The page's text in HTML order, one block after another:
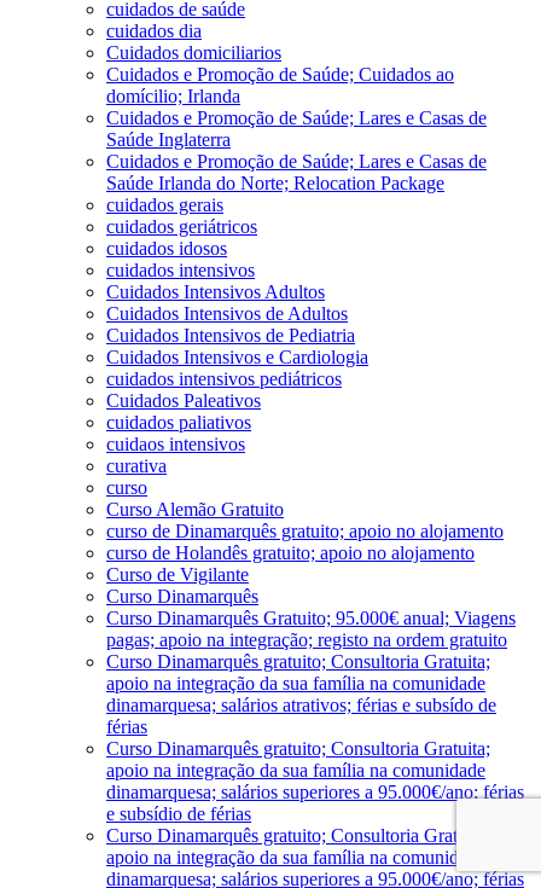
cuidados de saúde
cuidados dia
Cuidados domiciliarios
Cuidados e Promoção de Saúde; Cuidados ao
domícilio; Irlanda
Cuidados e Promoção de Saúde; Lares e Casas de
Saúde Inglaterra
Cuidados e Promoção de Saúde; Lares e Casas de
Saúde Irlanda do Norte; Relocation Package
cuidados gerais
cuidados geriátricos
cuidados idosos
cuidados intensivos
Cuidados Intensivos Adultos
Cuidados Intensivos de Adultos
Cuidados Intensivos de Pediatria
Cuidados Intensivos e Cardiologia
cuidados intensivos pediátricos
Cuidados Paleativos
cuidados paliativos
cuidaos intensivos
curativa
curso
Curso Alemão Gratuito
curso de Dinamarquês gratuito; apoio no alojamento
curso de Holandês gratuito; apoio no alojamento
Curso de Vigilante
Curso Dinamarquês
Curso Dinamarquês Gratuito; 95.000€ anual; Viagens
pagas; apoio na integração; registo na ordem gratuito
Curso Dinamarquês gratuito; Consultoria Gratuita;
apoio na integração da sua família na comunidade
dinamarquesa; salários atrativos; férias e subsído de
férias
Curso Dinamarquês gratuito; Consultoria Gratuita;
apoio na integração da sua família na comunidade
dinamarquesa; salários superiores a 95.000€/ano; férias
e subsídio de férias
Curso Dinamarquês gratuito; Consultoria Gratuita;
apoio na integração da sua família na comunidade
dinamarquesa; salários superiores a 95.000€/ano; férias